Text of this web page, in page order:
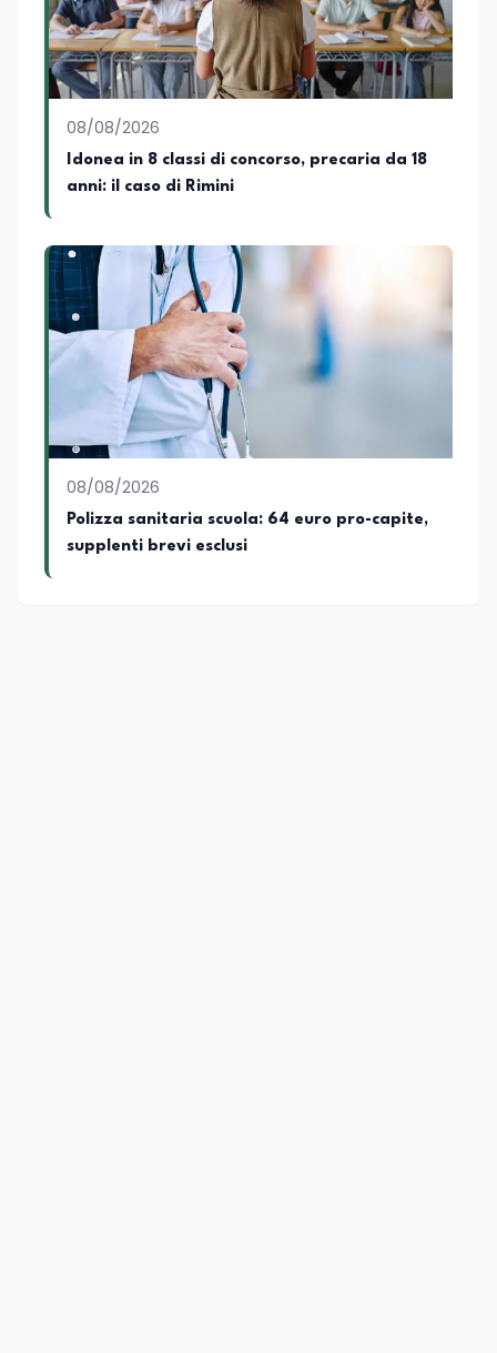
08/08/2026
Idonea in 8 classi di concorso, precaria da 18
anni: il caso di Rimini
08/08/2026
Polizza sanitaria scuola: 64 euro pro-capite,
supplenti brevi esclusi